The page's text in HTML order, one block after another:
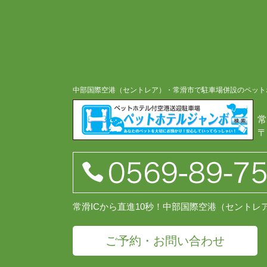
中部国際空港（セントレア）・常滑市で駐車場併設のペッ
常滑ICから直進10秒！中部国際空港（セントレ
ご予約・お問い合わせ